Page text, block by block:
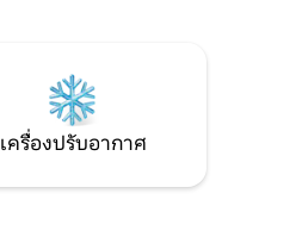
เครื่องปรับอากาศ